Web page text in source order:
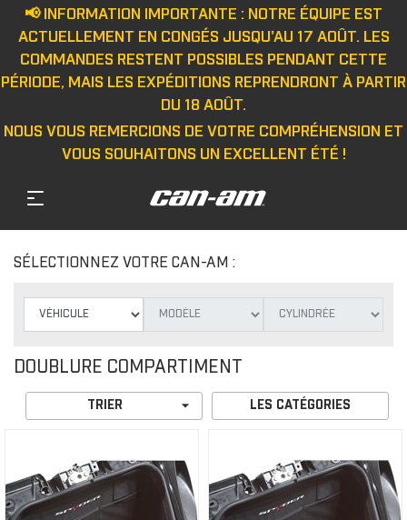
📢 INFORMATION IMPORTANTE : NOTRE ÉQUIPE EST
ACTUELLEMENT EN CONGÉS JUSQU'AU 17 AOÛT. LES
COMMANDES RESTENT POSSIBLES PENDANT CETTE
PÉRIODE, MAIS LES EXPÉDITIONS REPRENDRONT À PARTIR
DU 18 AOÛT.
NOUS VOUS REMERCIONS DE VOTRE COMPRÉHENSION ET
VOUS SOUHAITONS UN EXCELLENT ÉTÉ !
SÉLECTIONNEZ VOTRE CAN-AM :
DOUBLURE COMPARTIMENT
TRIER  LES CATÉGORIES